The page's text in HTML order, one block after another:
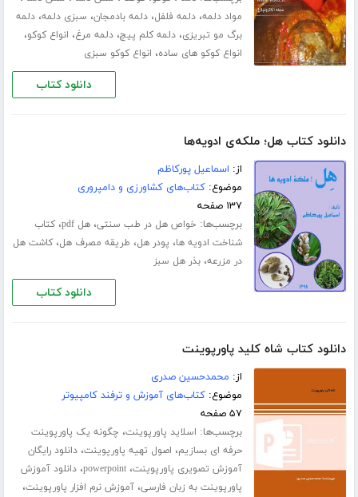
مواد دلمه،دلمه فلفل،دلمه بادمجان، سبزی دلمه،دلمه
برگ مو تبریزی،دلمه کلم پیچ،دلمه مرغ، انواع کوکو،
انواع کوکو های ساده، انواع کوکو سبزی
دانلود کتاب
دانلود کتاب هل؛ ملکه‌ی ادویه‌ها
از: اسماعیل پورکاظم
موضوع:کتاب‌های کشاورزی و دامپروری
۱۳۷ صفحه
برچسب‌ها: خواص هل در طب سنتی،هل pdf ،کتاب
شناخت ادویه ها، پودر هل، طریقه مصرف هل،کاشت هل
در مزرعه،بذر هل سبز
دانلود کتاب
دانلود کتاب شاه کلید پاورپوینت
از: محمدحسین صدری
موضوع:کتاب‌های آموزش و ترفند کامپیوتر
۵۷ صفحه
برچسب‌ها: اسلاید پاورپوینت، چگونه یک پاورپوینت
حرفه ای بسازیم، اصول تهیه پاورپوینت،دانلود رایگان
آموزش تصویری پاورپوینت،powerpoint،دانلود آموزش
پاورپوینت به زبان فارسی،آموزش نرم افزار پاورپوینت،